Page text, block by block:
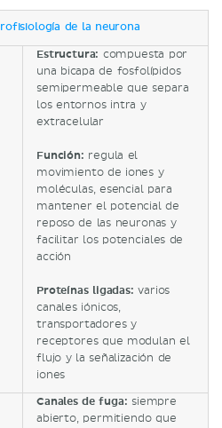
de la neurona
Estructura: compuesta por
una bicapa de fosfolípidos
semipermeable que separa
los entornos intra y
extracelular
Función: regula el
movimiento de iones y
moléculas, esencial para
mantener el potencial de
reposo de las neuronas y
facilitar los potenciales de
acción
Proteínas ligadas: varios
canales iónicos,
transportadores y
receptores que modulan el
flujo y la señalización de
iones
Canales de fuga: siempre
abierto, permitiendo que